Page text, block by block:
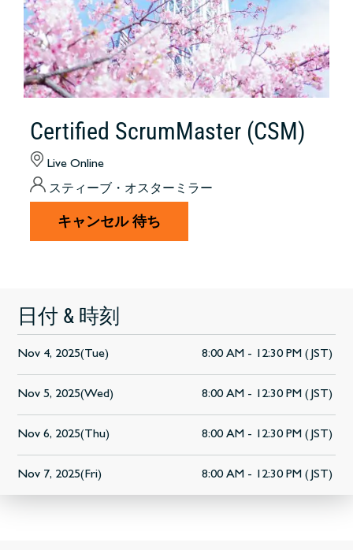
Certified ScrumMaster (CSM)
Live Online
スティーブ・オスターミラー
キャンセル 待ち
日付 & 時刻
Nov 4, 2025(Tue) 8:00 AM - 12:30 PM (JST)
Nov 5, 2025(Wed) 8:00 AM - 12:30 PM (JST)
Nov 6, 2025(Thu) 8:00 AM - 12:30 PM (JST)
Nov 7, 2025(Fri) 8:00 AM - 12:30 PM (JST)